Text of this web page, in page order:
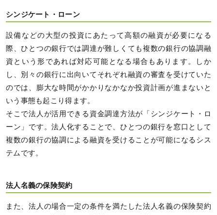
シンジケート・ローン
設備などの大型の投資にあたって高額の融資が必要になる
際、ひとつの銀行では調達が難しくても複数の銀行の協調融
資という形であれば対応可能となる場合もあります。しか
し、別々の銀行に出向いてそれぞれ融資の審査を受けていた
のでは、膨大な時間がかかりなかなか投資計画が進まないと
いう事態も起こり得ます。
そこで法人が活用できる資金調達方法が「シンジケート・ロ
ーン」です。法人化することで、ひとつの銀行を窓口として
複数の銀行の協調による融資を受けることが可能になるシス
テムです。
法人名義の保険契約
また、法人の場合一定の条件を満たした法人名義の保険契約